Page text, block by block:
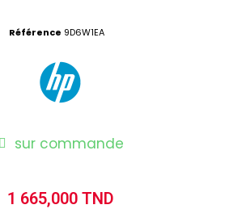
Référence 9D6W1EA
sur commande
1 665,000 TND